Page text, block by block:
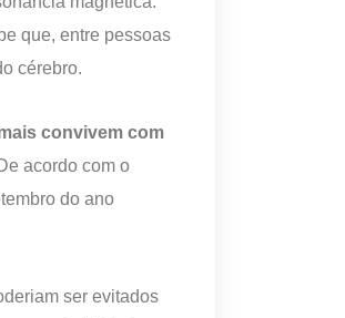
que, entre pessoas
cérebro.
convivem com
acordo com o
do ano
ser evitados